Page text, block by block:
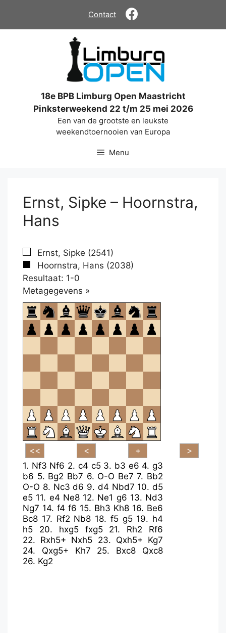
de
Contact
18e BPB Limburg Open Maastricht
Pinksterweekend 22 t/m 25 mei 2026
Een van de grootste en leukste
weekendtoernooien van Europa
Menu
Ernst, Sipke – Hoornstra,
Hans
Ernst, Sipke (2541)
Hoornstra, Hans (2038)
Resultaat: 1-0
Metagegevens »
om
te
openen.
1. Nf3 Nf6 2. c4 c5 3. b3 e6 4.g3
b6 5. Bg2 Bb7 6. O-O Be7 7. Bb2
O-O 8. Nc3 d6 9. d4 Nbd7 10. d5
e5 11. e4 Ne8 12. Ne1 g6 13. Nd3
Ng7 14. f4 f6 15. Bh3 Kh8 16. Be6
Bc8 17. Rf2 Nb8 18. f5 g5 19. h4
h5
20. hxg5 fxg5 21. Rh2
Rf6
22. Rxh5+ Nxh5 23. Qxh5+ Kg7
24. Qxg5+ Kh7 25. Bxc8
Qxc8
26. Kg2